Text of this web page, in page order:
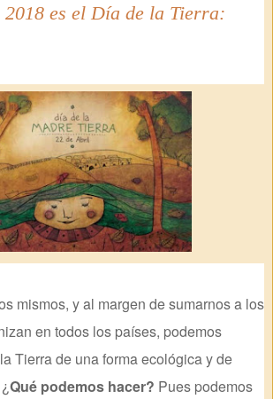
es el Día de la Tierra:
y al margen de sumarnos a los
en todos los países, podemos
Tierra de una forma ecológica y de
Qué podemos hacer? Pues podemos